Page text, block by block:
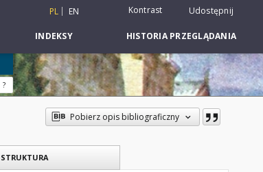
PL EN Kontrast Udostępnij
INDEKSY HISTORIA PRZEGLĄDANIA
?
Pobierz opis bibliograficzny
STRUKTURA